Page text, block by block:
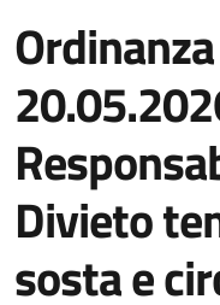
Divieto
sosta e